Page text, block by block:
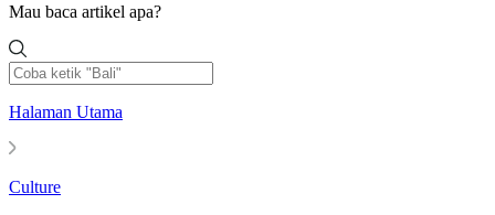
Mau baca artikel apa?
Halaman Utama
Culture